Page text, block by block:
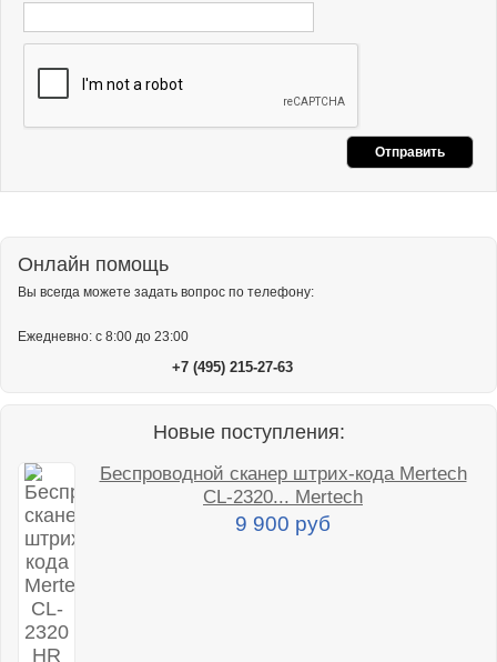
Онлайн помощь
Вы всегда можете задать вопрос по телефону:
Ежедневно: с 8:00 до 23:00
+7 (495) 215-27-63
Новые поступления:
Беспроводной сканер штрих-кода Mertech
CL-2320... Mertech
9 900 руб